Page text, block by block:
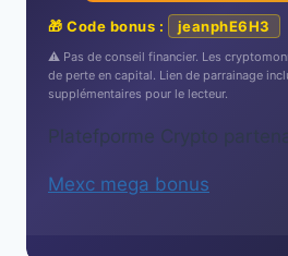
🎁 Code bonus : jeanphE6H3
⚠️ Pas de conseil financier. Les
de perte en capital. Lien de parrainage
supplémentaires pour le lecteur.
Platefporme Crypto
Mexc mega bonus